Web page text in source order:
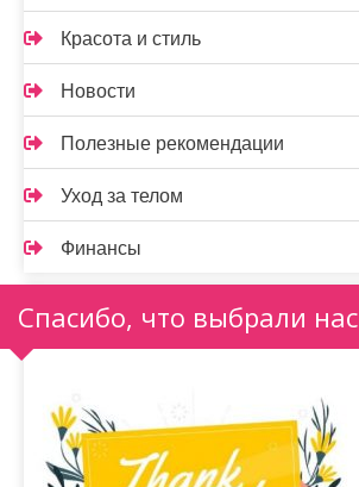
Красота и стиль
Новости
Полезные рекомендации
Уход за телом
Финансы
Спасибо, что выбрали нас